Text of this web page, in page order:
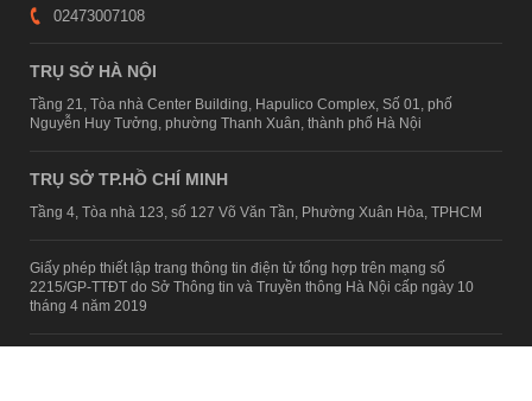
02473007108
TRỤ SỞ HÀ NỘI
Tầng 21, Tòa nhà Center Building, Hapulico Complex, Số 01, phố
Nguyễn Huy Tưởng, phường Thanh Xuân, thành phố Hà Nội
TRỤ SỞ TP.HỒ CHÍ MINH
Tầng 4, Tòa nhà 123, số 127 Võ Văn Tần, Phường Xuân Hòa, TPHCM
Giấy phép thiết lập trang thông tin điện tử tổng hợp trên mạng số
2215/GP-TTĐT do Sở Thông tin và Truyền thông Hà Nội cấp ngày 10
tháng 4 năm 2019